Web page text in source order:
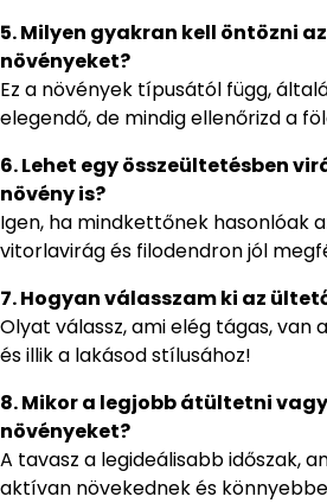
5. Milyen gyakran kell öntözni
növényeket?
Ez a növények típusától függ,
elegendő, de mindig ellenőrizd a
6. Lehet egy összeültetésben
növény is?
Igen, ha mindkettőnek hasonlóak
vitorlavirág és filodendron jól
7. Hogyan válasszam ki az
Olyat válassz, ami elég tágas, van
és illik a lakásod stílusához!
8. Mikor a legjobb átültetni
növényeket?
A tavasz a legideálisabb időszak,
aktívan növekednek és